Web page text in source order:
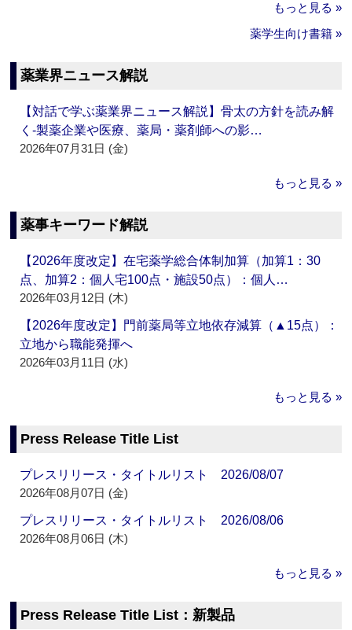
もっと見る »
薬学生向け書籍 »
薬業界ニュース解説
【対話で学ぶ薬業界ニュース解説】骨太の方針を読み解
く‐製薬企業や医療、薬局・薬剤師への影…
2026年07月31日 (金)
もっと見る »
薬事キーワード解説
【2026年度改定】在宅薬学総合体制加算（加算1：30
点、加算2：個人宅100点・施設50点）：個人…
2026年03月12日 (木)
【2026年度改定】門前薬局等立地依存減算（▲15点）：
立地から職能発揮へ
2026年03月11日 (水)
もっと見る »
Press Release Title List
プレスリリース・タイトルリスト 2026/08/07
2026年08月07日 (金)
プレスリリース・タイトルリスト 2026/08/06
2026年08月06日 (木)
もっと見る »
Press Release Title List：新製品